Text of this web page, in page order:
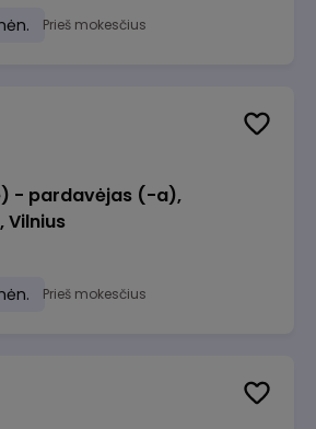
Prieš mokesčius
- pardavėjas (-a),
Vilnius
Prieš mokesčius